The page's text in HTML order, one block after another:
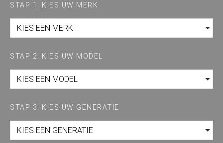
STAP 1: KIES UW MERK
KIES EEN MERK
STAP 2: KIES UW MODEL
KIES EEN MODEL
STAP 3: KIES UW GENERATIE
KIES EEN GENERATIE